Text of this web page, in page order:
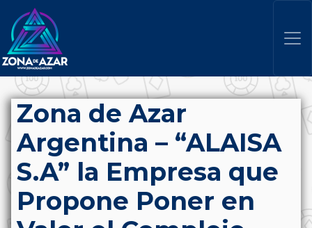
Zona de Azar
Argentina – “ALAISA
S.A” la Empresa que
Propone Poner en